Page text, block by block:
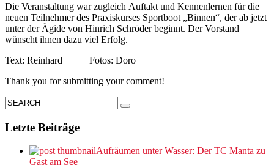
Die Veranstaltung war zugleich Auftakt und Kennenlernen für die
neuen Teilnehmer des Praxiskurses Sportboot „Binnen“, der ab jetzt
unter der Ägide von Hinrich Schröder beginnt. Der Vorstand
wünscht ihnen dazu viel Erfolg.
Text: Reinhard Fotos: Doro
Thank you for submitting your comment!
Letzte Beiträge
Aufräumen unter Wasser: Der TC Manta zu
Gast am See